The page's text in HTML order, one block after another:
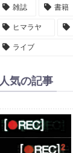
雑誌 書籍
ヒマラヤ
ライブ
人気の記事